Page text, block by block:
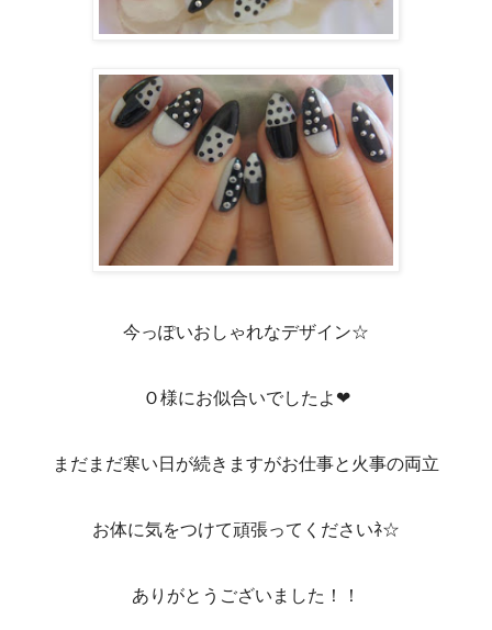
今っぽいおしゃれなデザイン☆
Ｏ様にお似合いでしたよ❤
まだまだ寒い日が続きますがお仕事と火事の両立
お体に気をつけて頑張ってくださいﾈ☆
ありがとうございました！！